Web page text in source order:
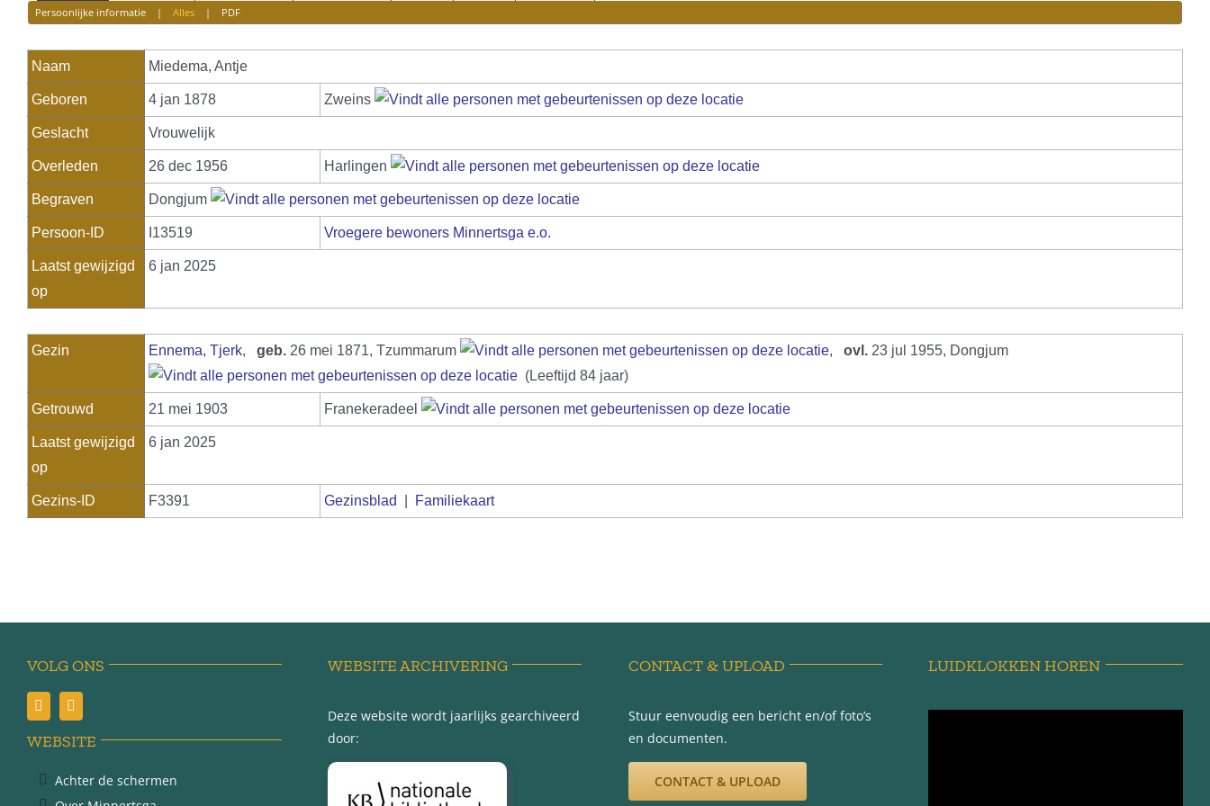
Persoonlijke informatie| Alles| PDF
Naam Miedema, Antje
Geboren 4 jan 1878 Zweins
Geslacht Vrouwelijk
Overleden 26 dec 1956 Harlingen
Begraven Dongjum
Persoon-ID I13519 Vroegere bewoners Minnertsga e.o.
Laatst gewijzigd
op
6 jan 2025
Gezin Ennema, Tjerk, geb. 26 mei 1871, Tzummarum , ovl. 23 jul 1955, Dongjum
(Leeftijd 84 jaar)
Getrouwd 21 mei 1903 Franekeradeel
Laatst gewijzigd
op
6 jan 2025
Gezins-ID F3391 Gezinsblad Familiekaart
VOLG ONS
WEBSITE
Achter de schermen
WEBSITE ARCHIVERING
Deze website wordt jaarlijks gearchiveerd
door:
CONTACT & UPLOAD
Stuur eenvoudig een bericht en/of foto’s
en documenten.
CONTACT & UPLOAD
LUIDKLOKKEN HOREN